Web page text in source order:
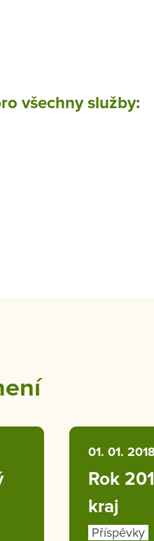
všechny služby:
01. 01.
Rok
kraj
Příspěvky